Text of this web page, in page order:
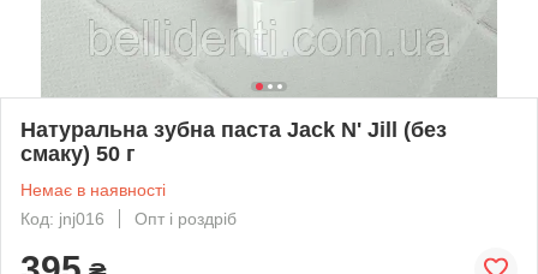
Натуральна зубна паста Jack N' Jill (без
смаку) 50 г
Немає в наявності
Код: jnj016
Опт і роздріб